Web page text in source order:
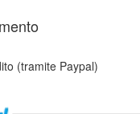
(tramite Paypal)